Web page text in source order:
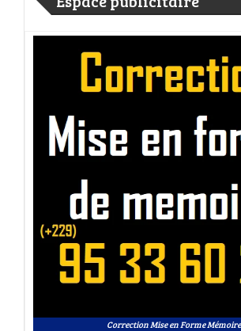
Correction Mise en Forme Mémoire